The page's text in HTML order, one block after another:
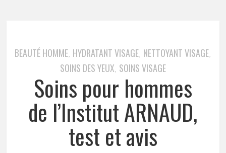
BEAUTÉ HOMME, HYDRATANT VISAGE, NETTOYANT VISAGE,
SOINS DES YEUX, SOINS VISAGE
Soins pour hommes
de l’Institut ARNAUD,
test et avis